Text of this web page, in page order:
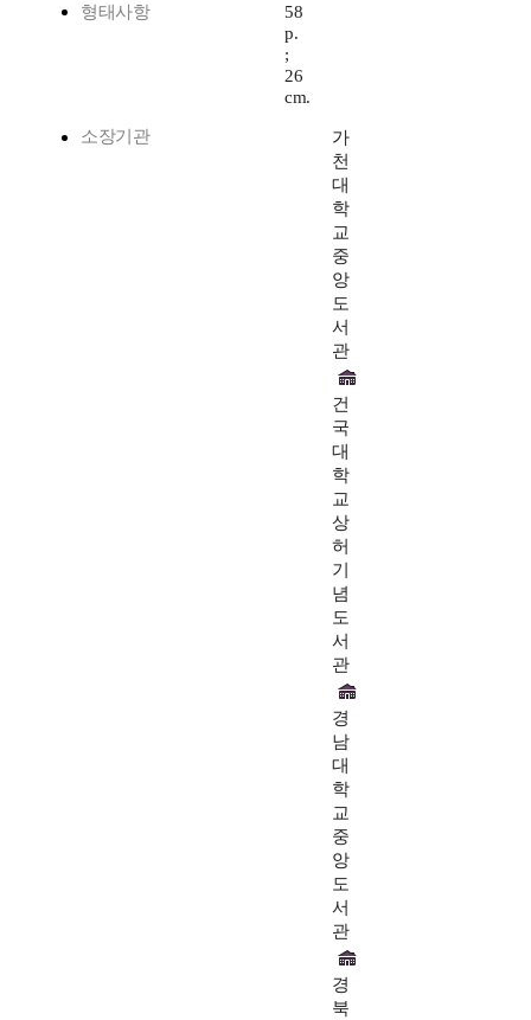
형태사항
58
p.
;
26
cm.
소장기관
가
천
대
학
교
중
앙
도
서
관
건
국
대
학
교
상
허
기
념
도
서
관
경
남
대
학
교
중
앙
도
서
관
경
북